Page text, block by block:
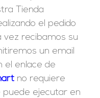
Tienda
el pedido
vez recibamos su
un email
el enlace de
no requiere
puede ejecutar en